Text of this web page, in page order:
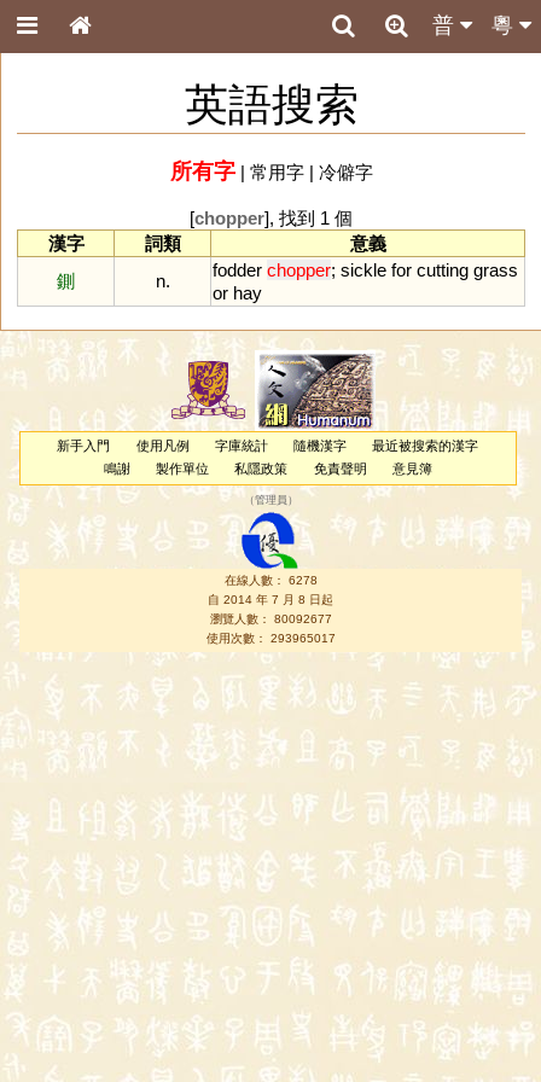
粵
普
英語搜索
所有字| 常用字| 冷僻字
[chopper], 找到 1 個
漢字
詞類
意義
鍘
n.
fodder chopper; sickle for cutting grass
or hay
新手入門 使用凡例 字庫統計 隨機漢字
最近被搜索的漢字
鳴謝
製作單位 私隱政策 免責聲明 意見簿
（管理員 ）
在線人數： 6278
自 2014 年 7 月 8 日起
瀏覽人數： 80092677
使用次數： 293965017